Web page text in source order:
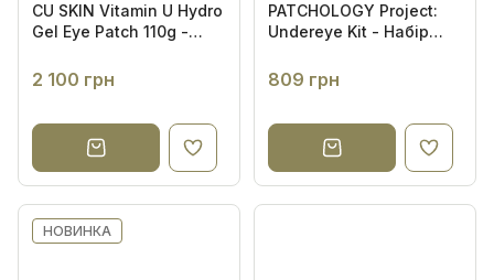
CU SKIN Vitamin U Hydro
Gel Eye Patch 110g -
очей з пептидами та
волюфіліном
2 100 грн
PATCHOLOGY Project:
Undereye Kit - Набір
очима
809 грн
НОВИНКА